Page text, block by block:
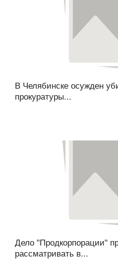
В Челябинске осужден
прокуратуры...
Дело "Продкорпорации"
рассматривать в...